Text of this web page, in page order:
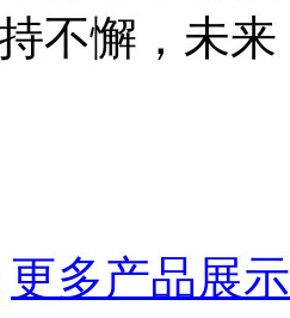
不懈，未
更多产品展示